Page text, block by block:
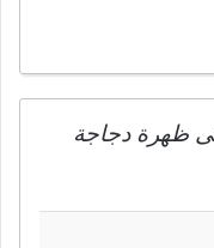
ظهرة دجاجة